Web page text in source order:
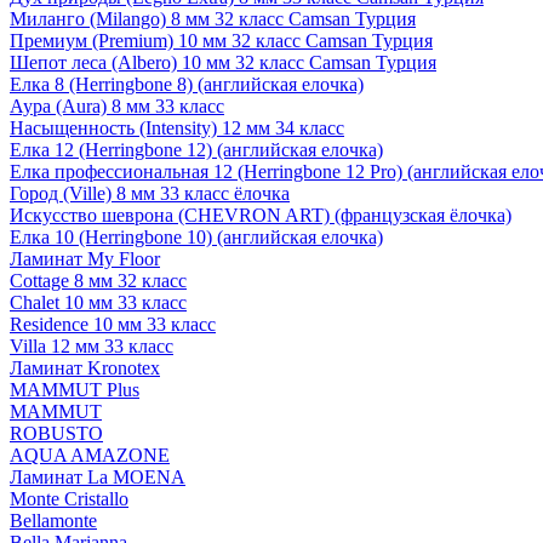
Миланго (Milango) 8 мм 32 класс Camsan Турция
Премиум (Premium) 10 мм 32 класс Camsan Турция
Шепот леса (Albero) 10 мм 32 класс Camsan Турция
Елка 8 (Herringbone 8) (английская елочка)
Аура (Aura) 8 мм 33 класс
Насыщенность (Intensity) 12 мм 34 класс
Елка 12 (Herringbone 12) (английская елочка)
Елка профессиональная 12 (Herringbone 12 Pro) (английская
Город (Ville) 8 мм 33 класс ёлочка
Искусство шеврона (CHEVRON ART) (французская ёлочка)
Елка 10 (Herringbone 10) (английская елочка)
Ламинат My Floor
Cottage 8 мм 32 класс
Chalet 10 мм 33 класс
Residence 10 мм 33 класс
Villa 12 мм 33 класс
Ламинат Kronotex
MAMMUT Plus
MAMMUT
ROBUSTO
AQUA AMAZONE
Ламинат La MOENA
Monte Cristallo
Bellamonte